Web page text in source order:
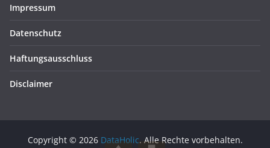
Impressum
Datenschutz
Haftungsausschluss
Disclaimer
Copyright © 2026 DataHolic. Alle Rechte vorbehalten.